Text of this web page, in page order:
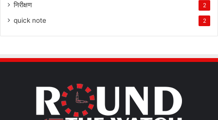
निरीक्षण 2
quick note 2